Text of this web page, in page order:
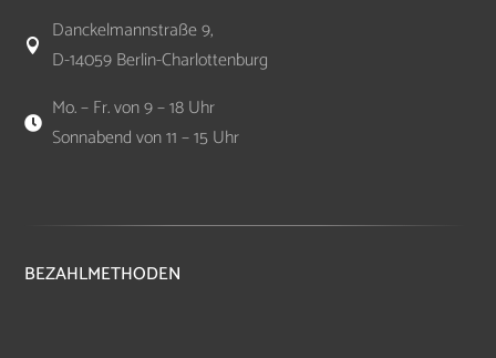

Danckelmannstraße 9,
D-14059 Berlin-Charlottenburg

Mo. – Fr. von 9 – 18 Uhr
Sonnabend von 11 – 15 Uhr
BEZAHLMETHODEN